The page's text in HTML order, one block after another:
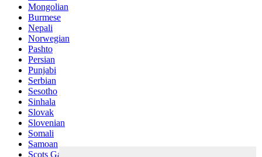
Mongolian
Burmese
Nepali
Norwegian
Pashto
Persian
Punjabi
Serbian
Sesotho
Sinhala
Slovak
Slovenian
Somali
Samoan
Scots Gaelic